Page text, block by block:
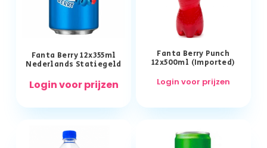
Fanta Berry 12x355ml
Nederlands Statiegeld
Login voor prijzen
Fanta Berry Punch
12x500ml (Imported)
Login voor prijzen